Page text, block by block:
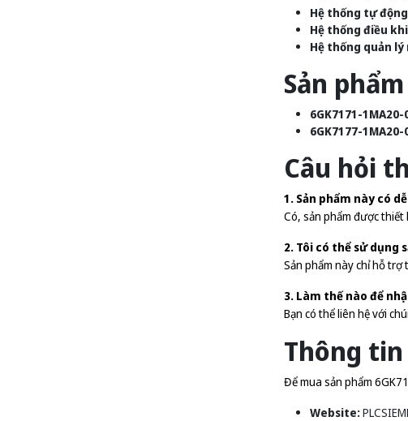
Hệ thống tự
Hệ thống điều
Hệ thống quản
Sản
6GK7171-1MA20-
6GK7177-1MA20-
Câu hỏi
1. Sản phẩm này có
Có, sản phẩm được thiết
2. Tôi có thể sử dụng
Sản phẩm này chỉ hỗ trợ
3. Làm thế nào để
Bạn có thể liên hệ với
Thông
Để mua sản phẩm
Website: